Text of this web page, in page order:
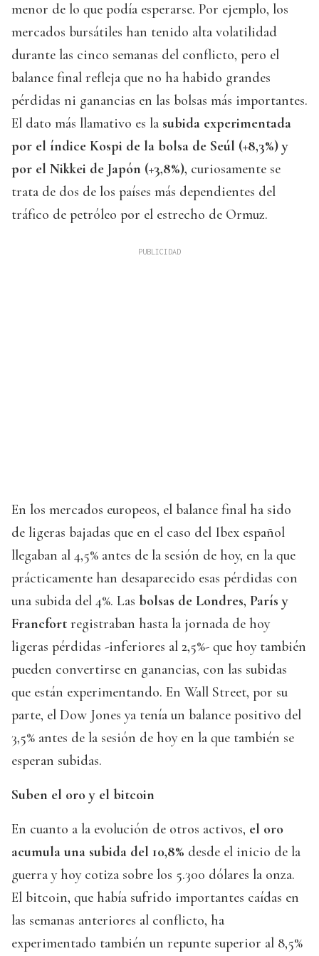
menor de lo que podía esperarse. Por ejemplo, los
mercados bursátiles han tenido alta volatilidad
durante las cinco semanas del conflicto, pero el
balance final refleja que no ha habido grandes
pérdidas ni ganancias en las bolsas más importantes.
El dato más llamativo es la subida experimentada
por el índice Kospi de la bolsa de Seúl (+8,3%) y
por el Nikkei de Japón (+3,8%), curiosamente se
trata de dos de los países más dependientes del
tráfico de petróleo por el estrecho de Ormuz.
En los mercados europeos, el balance final ha sido
de ligeras bajadas que en el caso del Ibex español
llegaban al 4,5% antes de la sesión de hoy, en la que
prácticamente han desaparecido esas pérdidas con
una subida del 4%. Las bolsas de Londres, París y
Francfort registraban hasta la jornada de hoy
ligeras pérdidas -inferiores al 2,5%- que hoy también
pueden convertirse en ganancias, con las subidas
que están experimentando. En Wall Street, por su
parte, el Dow Jones ya tenía un balance positivo del
3,5% antes de la sesión de hoy en la que también se
esperan subidas.
Suben el oro y el bitcoin
En cuanto a la evolución de otros activos, el oro
acumula una subida del 10,8% desde el inicio de la
guerra y hoy cotiza sobre los 5.300 dólares la onza.
El bitcoin, que había sufrido importantes caídas en
las semanas anteriores al conflicto, ha
experimentado también un repunte superior al 8,5%